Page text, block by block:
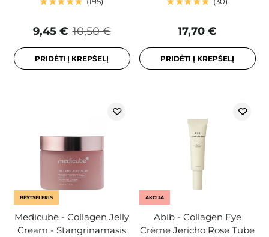
10,50 €
9,45 €
PRIDĖTI Į KREPŠELĮ
17,70 €
PRIDĖTI Į KREPŠELĮ
BESTSELERIS
Medicube - Collagen Jelly
Cream - Stangrinamasis
AKCIJA
Abib - Collagen Eye
Crème Jericho Rose Tube